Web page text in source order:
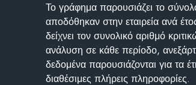
Το γράφημα παρουσιάζει το
αποδόθηκαν στην εταιρεία ανά
δείχνει τον συνολικό αριθμό
ανάλυση σε κάθε περίοδο,
δεδομένα παρουσιάζονται για τα
διαθέσιμες πλήρεις πληροφορίες.